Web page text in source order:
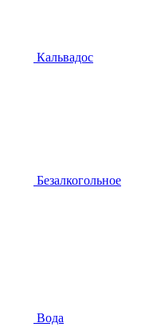
Кальвадос
Безалкогольное
Вода